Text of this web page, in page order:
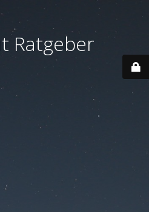
Ratgeber